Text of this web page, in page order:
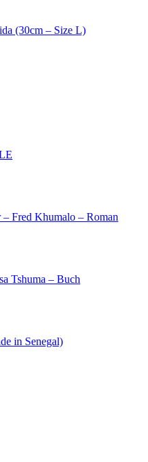
(30cm – Size L)
Fred Khumalo – Roman
Tshuma – Buch
in Senegal)